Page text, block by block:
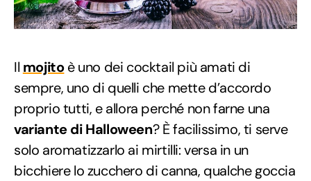
Il mojitoè uno dei cocktail più amati di
sempre, uno di quelli che mette d’accordo
proprio tutti, e allora perché non farne una
variante di Halloween? È facilissimo, ti serve
solo aromatizzarlo ai mirtilli: versa in un
bicchiere lo zucchero di canna, qualche goccia